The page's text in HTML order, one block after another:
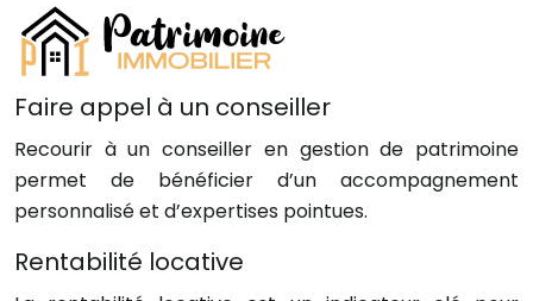
Faire appel à un conseiller
Recourir à un conseiller en gestion de patrimoine
permet de bénéficier d’un accompagnement
personnalisé et d’expertises pointues.
Rentabilité locative